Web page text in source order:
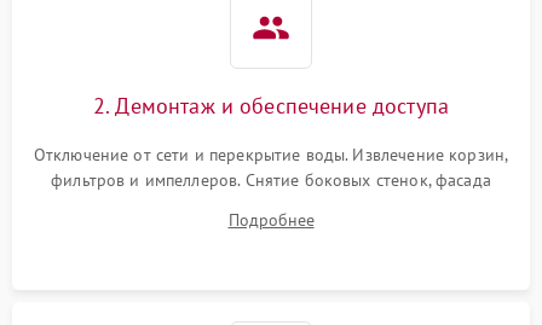
2. Демонтаж и обеспечение доступа
Отключение от сети и перекрытие воды. Извлечение корзин,
фильтров и импеллеров. Снятие боковых стенок, фасада
циркуляционному насосу, ТЭНу и сливной помпе.
Подробнее